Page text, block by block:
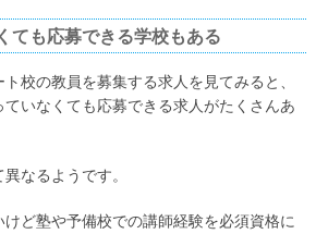
ても応募できる学校もある
校の教員を募集する求人を見てみると、
いなくても応募できる求人がたくさんあ
なるようです。
ど塾や予備校での講師経験を必須資格に